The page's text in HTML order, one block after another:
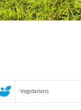
Vegetarians